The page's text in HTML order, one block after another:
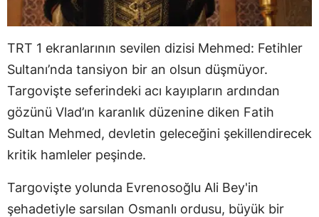
TRT 1 ekranlarının sevilen dizisi Mehmed: Fetihler
Sultanı’nda tansiyon bir an olsun düşmüyor.
Targovişte seferindeki acı kayıpların ardından
gözünü Vlad’ın karanlık düzenine diken Fatih
Sultan Mehmed, devletin geleceğini şekillendirecek
kritik hamleler peşinde.
Targovişte yolunda Evrenosoğlu Ali Bey'in
şehadetiyle sarsılan Osmanlı ordusu, büyük bir